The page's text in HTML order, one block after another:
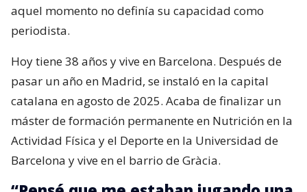
aquel momento no definía su capacidad como
periodista.
Hoy tiene 38 años y vive en Barcelona. Después de
pasar un año en Madrid, se instaló en la capital
catalana en agosto de 2025. Acaba de finalizar un
máster de formación permanente en Nutrición en la
Actividad Física y el Deporte en la Universidad de
Barcelona y vive en el barrio de Gràcia.